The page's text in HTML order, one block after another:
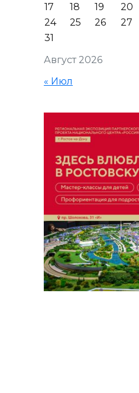
Август 2026
17
18 19 20
24
25 26 27
31
« Июл